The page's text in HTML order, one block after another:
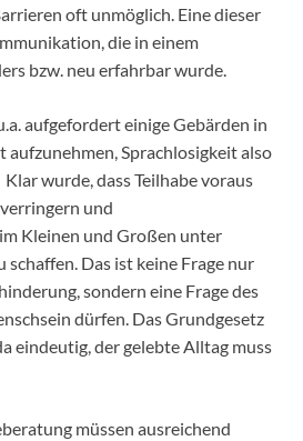
oft unmöglich. Eine dieser
die in einem
bzw. neu erfahrbar wurde.
aufgefordert einige Gebärden in
aufzunehmen, Sprachlosigkeit also
wurde, dass Teilhabe voraus
und
Kleinen und Großen unter
Das ist keine Frage nur
sondern eine Frage des
dürfen. Das Grundgesetz
eindeutig, der gelebte Alltag muss
müssen ausreichend